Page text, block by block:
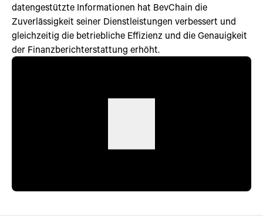
datengestützte Informationen hat BevChain die
Zuverlässigkeit seiner Dienstleistungen verbessert und
gleichzeitig die betriebliche Effizienz und die Genauigkeit
der Finanzberichterstattung erhöht.